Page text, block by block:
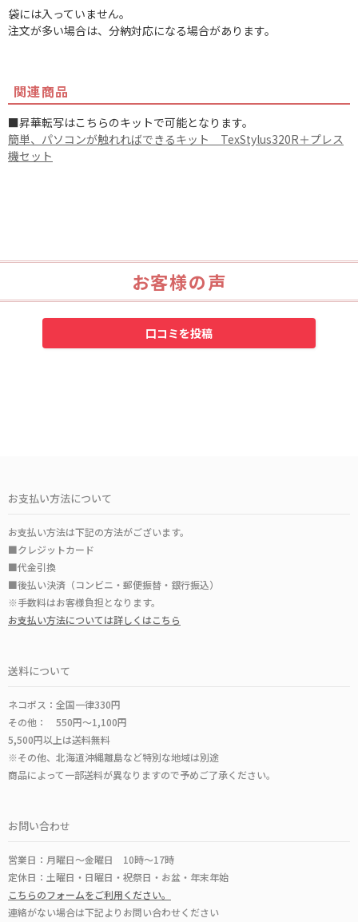
袋には入っていません。
注文が多い場合は、分納対応になる場合があります。
関連商品
■昇華転写はこちらのキットで可能となります。
簡単、パソコンが触れればできるキット TexStylus320R＋プレス
機セット
お客様の声
お支払い方法について
お支払い方法は下記の方法がございます。
■クレジットカード
■代金引換
■後払い決済（コンビニ・郵便振替・銀行振込）
※手数料はお客様負担となります。
お支払い方法については詳しくはこちら
送料について
ネコポス：全国一律330円
その他： 550円～1,100円
5,500円以上は送料無料
※その他、北海道沖縄離島など特別な地域は別途
商品によって一部送料が異なりますので予めご了承ください。
お問い合わせ
営業日：月曜日～金曜日 10時～17時
定休日：土曜日・日曜日・祝祭日・お盆・年末年始
こちらのフォームをご利用ください。
連絡がない場合は下記よりお問い合わせください